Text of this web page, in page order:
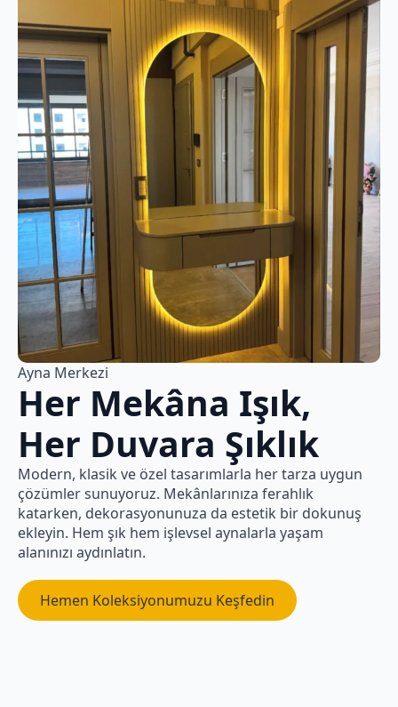
Ayna Merkezi
Her Mekâna Işık,
Her Duvara Şıklık
Modern, klasik ve özel tasarımlarla her tarza uygun
çözümler sunuyoruz. Mekânlarınıza ferahlık
katarken, dekorasyonunuza da estetik bir dokunuş
ekleyin. Hem şık hem işlevsel aynalarla yaşam
alanınızı aydınlatın.
Hemen Koleksiyonumuzu Keşfedin